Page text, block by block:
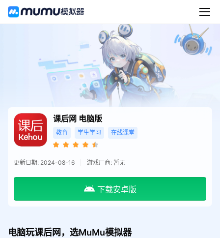
课后网 电脑版
教育 学生学习 在线课堂
更新日期: 2024-08-16 游戏厂商: 暂无
下载安卓版
电脑玩课后网，选MuMu模拟器